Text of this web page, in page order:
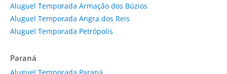
Aluguel Temporada Armação dos Búzios
Aluguel Temporada Angra dos Reis
Aluguel Temporada Petrópolis
Paraná